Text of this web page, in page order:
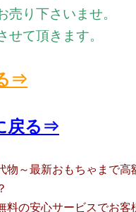
り下さいませ。
て頂きます。
⇒
戻る⇒
～最新おもちゃまで高
の安心サービスでお客